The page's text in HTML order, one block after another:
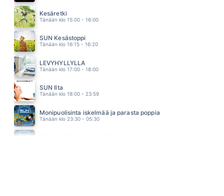
BACKSTREET BOYS
04.52
Kesäretki
Tänään klo 15:00 - 16:00
SUN Kesästoppi
Tänään klo 16:15 - 16:20
LEVYHYLLYLLÄ
Tänään klo 17:00 - 18:00
SUN Ilta
Tänään klo 18:00 - 23:59
Monipuolisinta iskelmää ja parasta poppia
Tänään klo 23:30 - 05:30